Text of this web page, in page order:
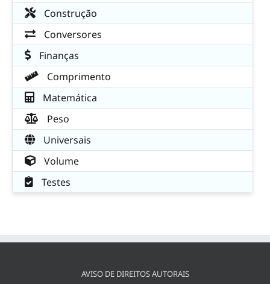
Construção
Conversores
Finanças
Comprimento
Matemática
Peso
Universais
Volume
Testes
AVISO DE DIREITOS AUTORAIS